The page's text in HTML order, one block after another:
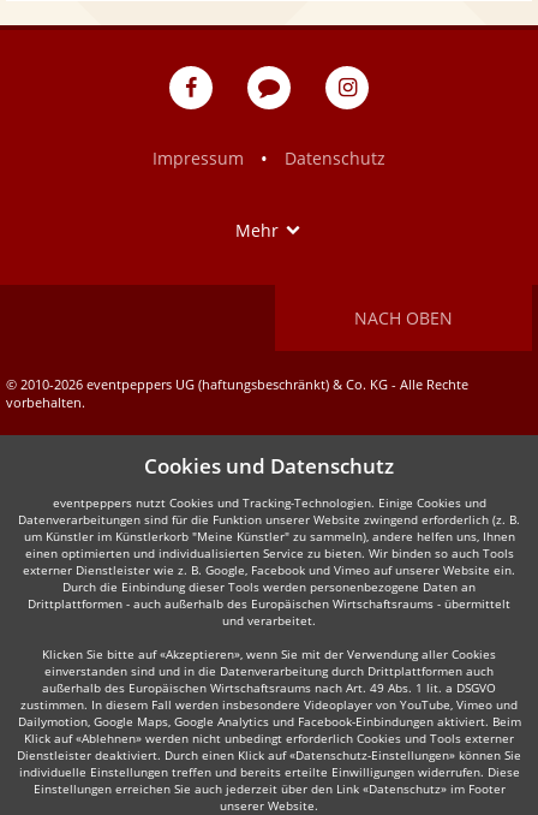
eventpeppers
Blog
eventpeppers
Impressum
• Datenschutz
Mehr
NACH OBEN
© 2010-2026 eventpeppers UG (haftungsbeschränkt) & Co. KG - Alle Rechte
vorbehalten.
Cookies und Datenschutz
eventpeppers nutzt Cookies und Tracking-Technologien. Einige Cookies und
Datenverarbeitungen sind für die Funktion unserer Website zwingend erforderlich (z. B.
um Künstler im Künstlerkorb "Meine Künstler" zu sammeln), andere helfen uns, Ihnen
einen optimierten und individualisierten Service zu bieten. Wir binden so auch Tools
externer Dienstleister wie z. B. Google, Facebook und Vimeo auf unserer Website ein.
Durch die Einbindung dieser Tools werden personenbezogene Daten an
Drittplattformen - auch außerhalb des Europäischen Wirtschaftsraums - übermittelt
und verarbeitet.
Klicken Sie bitte auf «Akzeptieren», wenn Sie mit der Verwendung aller Cookies
einverstanden sind und in die Datenverarbeitung durch Drittplattformen auch
außerhalb des Europäischen Wirtschaftsraums nach Art. 49 Abs. 1 lit. a DSGVO
zustimmen. In diesem Fall werden insbesondere Videoplayer von YouTube, Vimeo und
Dailymotion, Google Maps, Google Analytics und Facebook-Einbindungen aktiviert. Beim
Klick auf «Ablehnen» werden nicht unbedingt erforderlich Cookies und Tools externer
Dienstleister deaktiviert. Durch einen Klick auf «Datenschutz-Einstellungen» können Sie
individuelle Einstellungen treffen und bereits erteilte Einwilligungen widerrufen. Diese
Einstellungen erreichen Sie auch jederzeit über den Link «Datenschutz» im Footer
unserer Website.